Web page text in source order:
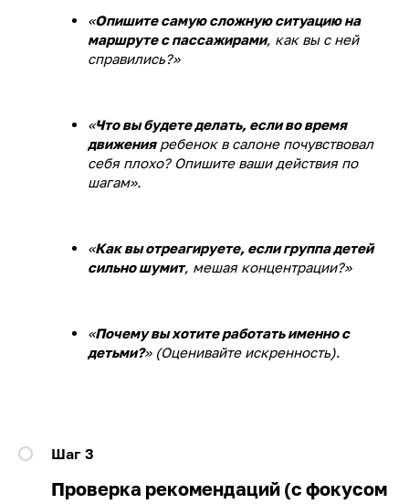
«Опишите самую сложную ситуацию на
маршруте с пассажирами, как вы с ней
справились?»
«Что вы будете делать, если во время
движенияребенок в салоне почувствовал
себя плохо? Опишите ваши действия по
шагам».
«Как вы отреагируете, если группа детей
сильно шумит, мешая концентрации?»
«Почему вы хотите работать именно с
детьми?» (Оценивайте искренность).
Шаг 3
Проверка рекомендаций (с фокусом